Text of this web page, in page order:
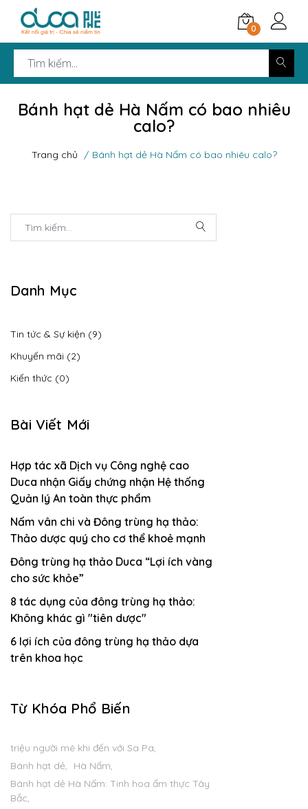
0
Bánh hạt dẻ Hà Nấm có bao nhiêu
calo?
Trang chủ Bánh hạt dẻ Hà Nấm có bao nhiêu calo?
Danh Mục
Tin tức & Sự kiện (9)
Khuyến mãi (2)
Kiến thức (0)
Bài Viết Mới
Hợp tác xã Dịch vụ Công nghệ cao
Duca nhận Giấy chứng nhận Hệ thống
Quản lý An toàn thực phẩm
Nấm vân chi và Đông trùng hạ thảo:
Thảo dược quý cho cơ thể khoẻ mạnh
Đông trùng hạ thảo Duca “Lợi ích vàng
cho sức khỏe”
8 tác dụng của đông trùng hạ thảo:
Không khác gì "tiên dược"
6 lợi ích của đông trùng hạ thảo dựa
trên khoa học
Từ Khóa Phổ Biến
triệu người mê khi đến với Sa Pa
Bánh hạt dẻ
Hà Nấm
Bánh hạt dẻ Hà Nấm: Tinh hoa ẩm thực Tây
Bắc